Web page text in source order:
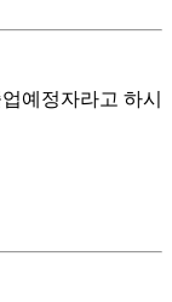
예정자라고 하시